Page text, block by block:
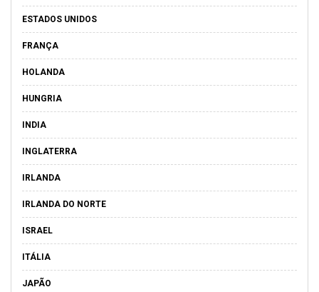
ESTADOS UNIDOS
FRANÇA
HOLANDA
HUNGRIA
INDIA
INGLATERRA
IRLANDA
IRLANDA DO NORTE
ISRAEL
ITÁLIA
JAPÃO